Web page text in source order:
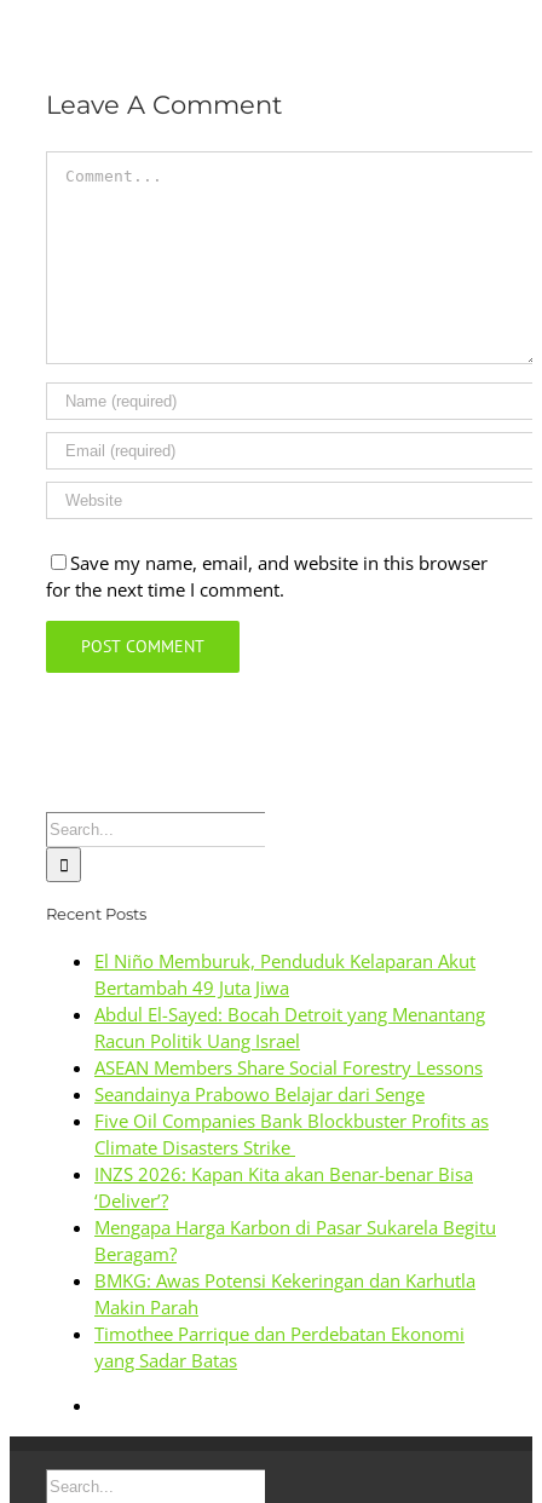
Leave A Comment
Save my name, email, and website in this browser
for the next time I comment.
Search
for:
Recent Posts
El Niño Memburuk, Penduduk Kelaparan Akut
Bertambah 49 Juta Jiwa
Abdul El-Sayed: Bocah Detroit yang Menantang
Racun Politik Uang Israel
ASEAN Members Share Social Forestry Lessons
Seandainya Prabowo Belajar dari Senge
Five Oil Companies Bank Blockbuster Profits as
Climate Disasters Strike
INZS 2026: Kapan Kita akan Benar-benar Bisa
‘Deliver’?
Mengapa Harga Karbon di Pasar Sukarela Begitu
Beragam?
BMKG: Awas Potensi Kekeringan dan Karhutla
Makin Parah
Timothee Parrique dan Perdebatan Ekonomi
yang Sadar Batas
Search